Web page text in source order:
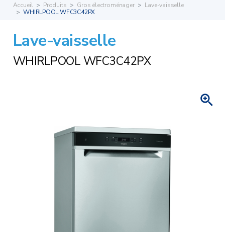
Accueil Produits Gros électroménager
Lave-vaisselle
WHIRLPOOL WFC3C42PX
Lave-vaisselle
WHIRLPOOL WFC3C42PX